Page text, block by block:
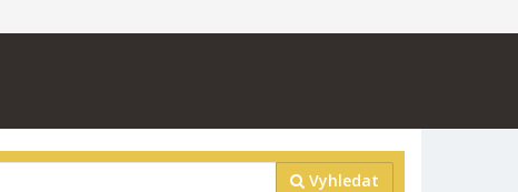
Vyhledat